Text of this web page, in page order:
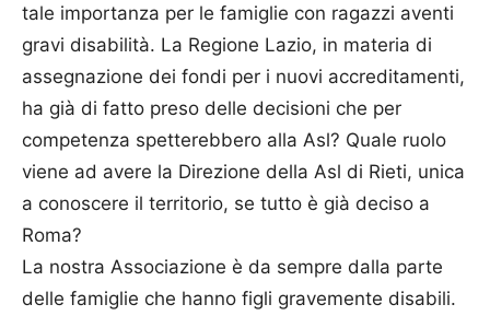
tale importanza per le famiglie con ragazzi aventi
gravi disabilità. La Regione Lazio, in materia di
assegnazione dei fondi per i nuovi accreditamenti,
ha già di fatto preso delle decisioni che per
competenza spetterebbero alla Asl? Quale ruolo
viene ad avere la Direzione della Asl di Rieti, unica
a conoscere il territorio, se tutto è già deciso a
Roma?
La nostra Associazione è da sempre dalla parte
delle famiglie che hanno figli gravemente disabili.